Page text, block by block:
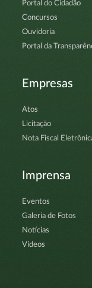
Portal do Cidadão
Concursos
Ouvidoria
Portal da
Empresas
Atos
Licitação
Nota Fiscal
Imprensa
Eventos
Galeria de Fotos
Notícias
Vídeos